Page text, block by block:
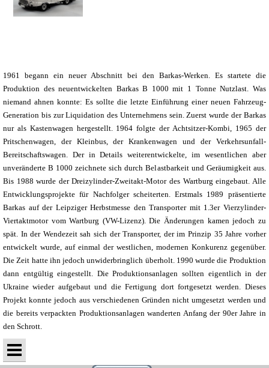
1961 begann ein neuer Abschnitt bei den Barkas-Werken. Es startete die
Produktion des neuentwickelten Barkas B 1000 mit 1 Tonne Nutzlast. Was
niemand ahnen konnte: Es sollte die letzte Einführung einer neuen Fahrzeug-
Generation bis zur Liquidation des Unternehmens sein. Zuerst wurde der Barkas
nur als Kastenwagen hergestellt. 1964 folgte der Achtsitzer-Kombi, 1965 der
Pritschenwagen, der Kleinbus, der Krankenwagen und der Verkehrsunfall-
Bereitschaftswagen. Der in Details weiterentwickelte, im wesentlichen aber
unveränderte B 1000 zeichnete sich durch Belastbarkeit und Geräumigkeit aus.
Bis 1988 wurde der Dreizylinder-Zweitakt-Motor des Wartburg eingebaut. Alle
Entwicklungsprojekte für Nachfolger scheiterten. Erstmals 1989 präsentierte
Barkas auf der Leipziger Herbstmesse den Transporter mit 1.3er Vierzylinder-
Viertaktmotor vom Wartburg (VW-Lizenz). Die Änderungen kamen jedoch zu
spät. In der Wendezeit sah sich der Transporter, der im Prinzip 35 Jahre vorher
entwickelt wurde, auf einmal der westlichen, modernen Konkurenz gegenüber.
Die Zeit hatte ihn jedoch unwiderbringlich überholt. 1990 wurde die Produktion
dann entgültig eingestellt. Die Produktionsanlagen sollten eigentlich in der
Ukraine wieder aufgebaut und die Fertigung dort fortgesetzt werden. Dieses
Projekt konnte jedoch aus verschiedenen Gründen nicht umgesetzt werden und
die bereits verpackten Produktionsanlagen wanderten Anfang der 90er Jahre in
den Schrott.